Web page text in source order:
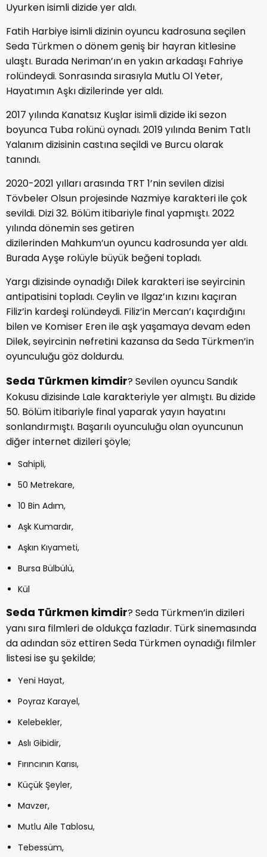
Uyurken isimli dizide yer aldı.
Fatih Harbiye isimli dizinin oyuncu kadrosuna seçilen
Seda Türkmen o dönem geniş bir hayran kitlesine
ulaştı. Burada Neriman’ın en yakın arkadaşı Fahriye
rolündeydi. Sonrasında sırasıyla Mutlu Ol Yeter,
Hayatımın Aşkı dizilerinde yer aldı.
2017 yılında Kanatsız Kuşlar isimli dizide iki sezon
boyunca Tuba rolünü oynadı. 2019 yılında Benim Tatlı
Yalanım dizisinin castına seçildi ve Burcu olarak
tanındı.
2020-2021 yılları arasında TRT 1’nin sevilen dizisi
Tövbeler Olsun projesinde Nazmiye karakteri ile çok
sevildi. Dizi 32. Bölüm itibariyle final yapmıştı. 2022
yılında dönemin ses getiren
dizilerinden Mahkum’un oyuncu kadrosunda yer aldı.
Burada Ayşe rolüyle büyük beğeni topladı.
Yargı dizisinde oynadığı Dilek karakteri ise seyircinin
antipatisini topladı. Ceylin ve Ilgaz’ın kızını kaçıran
Filiz’in kardeşi rolündeydi. Filiz’in Mercan’ı kaçırdığını
bilen ve Komiser Eren ile aşk yaşamaya devam eden
Dilek, seyircinin nefretini kazansa da Seda Türkmen’in
oyunculuğu göz doldurdu.
Seda Türkmen kimdir? Sevilen oyuncu Sandık
Kokusu dizisinde Lale karakteriyle yer almıştı. Bu dizide
50. Bölüm itibariyle final yaparak yayın hayatını
sonlandırmıştı. Başarılı oyunculuğu olan oyuncunun
diğer internet dizileri şöyle;
Sahipli,
50 Metrekare,
10 Bin Adım,
Aşk Kumardır,
Aşkın Kıyameti,
Bursa Bülbülü,
Kül
Seda Türkmen kimdir? Seda Türkmen’in dizileri
yanı sıra filmleri de oldukça fazladır. Türk sinemasında
da adından söz ettiren Seda Türkmen oynadığı filmler
listesi ise şu şekilde;
Yeni Hayat,
Poyraz Karayel,
Kelebekler,
Aslı Gibidir,
Fırıncının Karısı,
Küçük Şeyler,
Mavzer,
Mutlu Aile Tablosu,
Tebessüm,